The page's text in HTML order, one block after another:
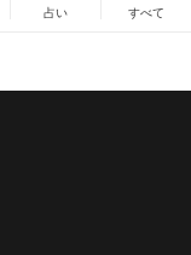
占い すべて